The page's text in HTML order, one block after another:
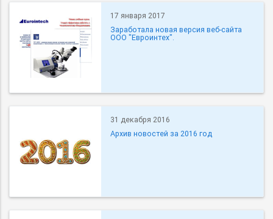
17 января 2017
Заработала новая версия веб-сайта
ООО "Евроинтех".
31 декабря 2016
Архив новостей за 2016 год